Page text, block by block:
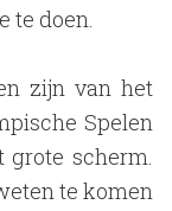
te doen.
zijn van het
Spelen
scherm.
te komen